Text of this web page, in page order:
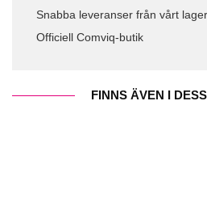
Snabba leveranser från vårt
Officiell Comviq-butik
FINNS ÄVEN I